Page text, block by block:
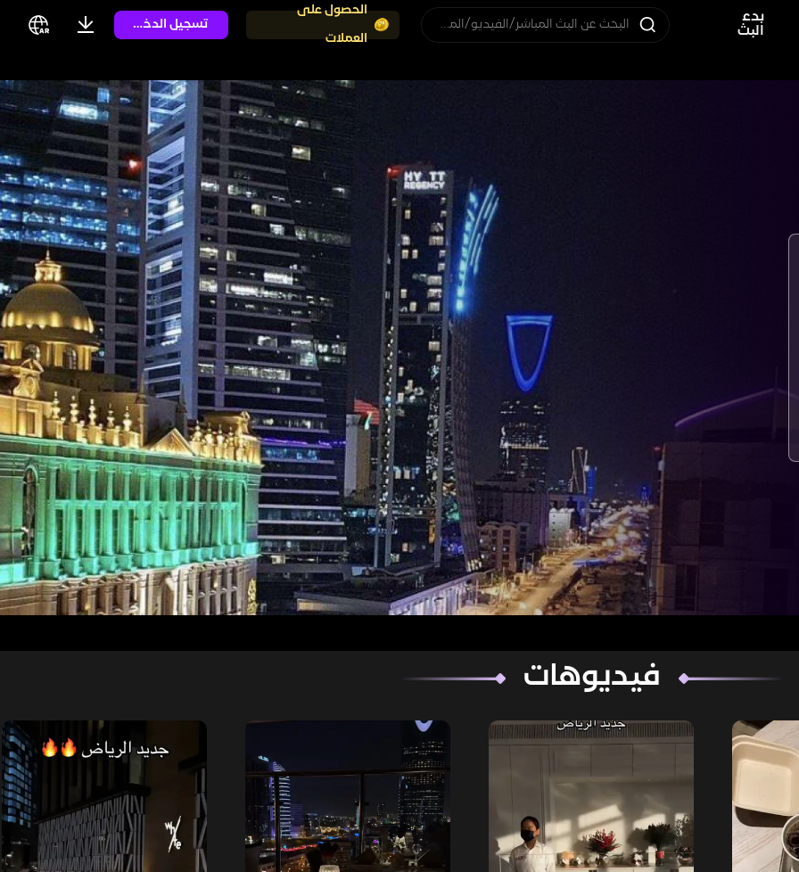
بدء
البث
البحث عن البث المباشر/الفيديو/المستخدم
الحصول على
العملات
تسجيل الدخول
فيديوهات